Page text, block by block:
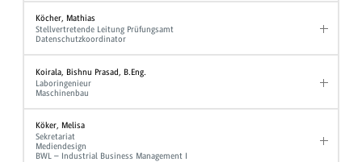
Köcher, Mathias
Stellvertretende Leitung Prüfungsamt
Datenschutzkoordinator
Koirala, Bishnu Prasad, B.Eng.
Laboringenieur
Maschinenbau
Köker, Melisa
Sekretariat
Mediendesign
BWL – Industrial Business Management I